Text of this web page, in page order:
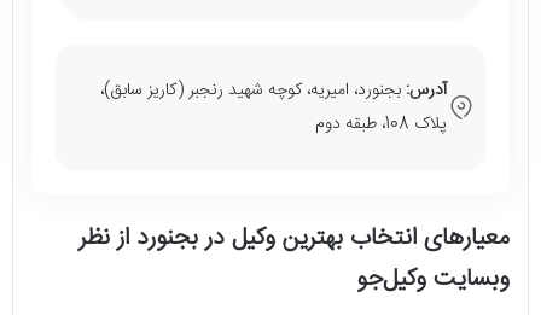
آدرس: بجنورد، امیریه، کوچه شهید رنجبر (کاریز سابق)،
پلاک 108، طبقه دوم
معیارهای انتخاب بهترین وکیل در بجنورد از نظر
وبسایت وکیل‌جو